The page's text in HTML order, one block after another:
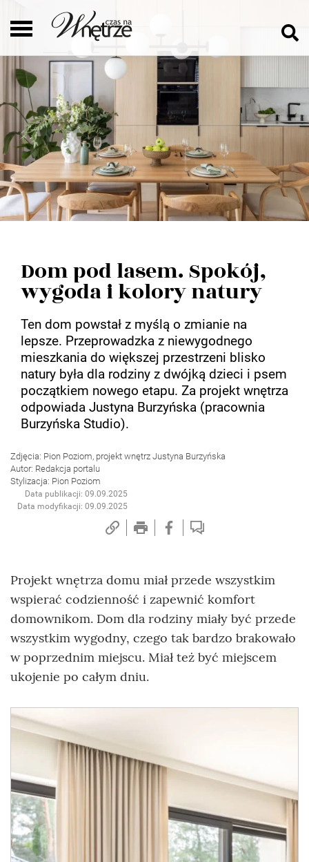
Dom pod lasem. Spokój,
wygoda i kolory natury
Ten dom powstał z myślą o zmianie na
lepsze. Przeprowadzka z niewygodnego
mieszkania do większej przestrzeni blisko
natury była dla rodziny z dwójką dzieci i psem
początkiem nowego etapu. Za projekt wnętrza
odpowiada Justyna Burzyńska (pracownia
Burzyńska Studio).
Zdjęcia: Pion Poziom, projekt wnętrz Justyna Burzyńska
Autor: Redakcja portalu
Stylizacja: Pion Poziom
Data publikacji: 09.09.2025
Data modyfikacji: 09.09.2025
Projekt wnętrza domu miał przede wszystkim
wspierać codzienność i zapewnić komfort
domownikom. Dom dla rodziny miały być przede
wszystkim wygodny, czego tak bardzo brakowało
w poprzednim miejscu. Miał też być miejscem
ukojenie po całym dniu.